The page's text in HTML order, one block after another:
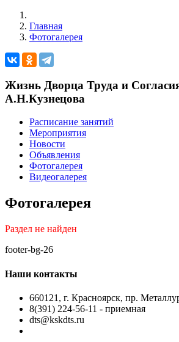
Главная
Фотогалерея
Жизнь Дворца Труда и
А.Н.Кузнецова
Расписание занятий
Мероприятия
Новости
Объявления
Фотогалерея
Видеогалерея
Фотогалерея
Раздел не найден
footer-bg-26
Наши контакты
660121, г. Красноярск, пр.
8(391) 224-56-11 - приемная
dts@kskdts.ru